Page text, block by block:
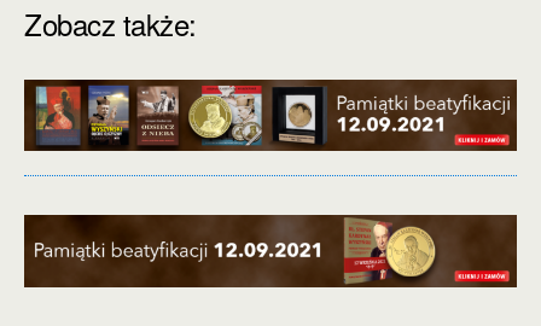
Zobacz także: